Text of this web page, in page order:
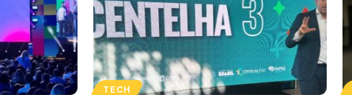
TECH